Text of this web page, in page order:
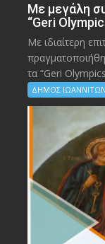
Με μεγάλη
“Geri
Με ιδιαίτερη
τα “Geri
ΔΗΜΟΣ ΙΩΑΝΝΙΤΩΝ